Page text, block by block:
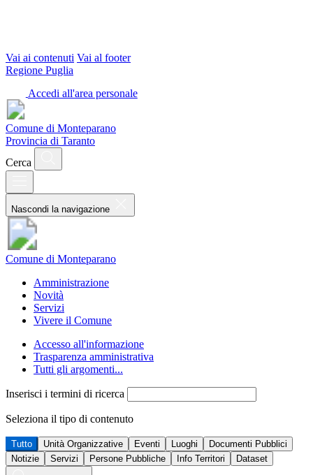
Vai ai contenuti Vai al footer
Regione Puglia
Accedi all'area personale
Comune di Monteparano
Provincia di Taranto
Cerca
Nascondi la navigazione
Comune di Monteparano
Amministrazione
Novità
Servizi
Vivere il Comune
Accesso all'informazione
Trasparenza amministrativa
Tutti gli argomenti...
Inserisci i termini di ricerca
Seleziona il tipo di contenuto
Tutto Unità Organizzative Eventi Luoghi
Documenti Pubblici
Notizie
Servizi Persone Pubbliche Info Territori Dataset